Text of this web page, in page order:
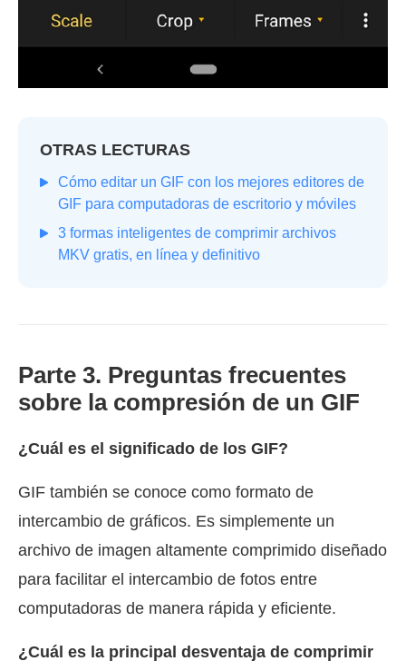
OTRAS LECTURAS
Cómo editar un GIF con los mejores editores de
GIF para computadoras de escritorio y móviles
3 formas inteligentes de comprimir archivos
MKV gratis, en línea y definitivo
Parte 3. Preguntas frecuentes
sobre la compresión de un GIF
¿Cuál es el significado de los GIF?
GIF también se conoce como formato de
intercambio de gráficos. Es simplemente un
archivo de imagen altamente comprimido diseñado
para facilitar el intercambio de fotos entre
computadoras de manera rápida y eficiente.
¿Cuál es la principal desventaja de comprimir